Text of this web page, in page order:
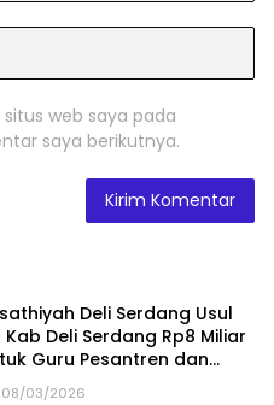
web saya pada
saya berikutnya.
Deli Serdang Usul
Kab Deli Serdang Rp8 Miliar
Guru Pesantren dan
08/03/2026